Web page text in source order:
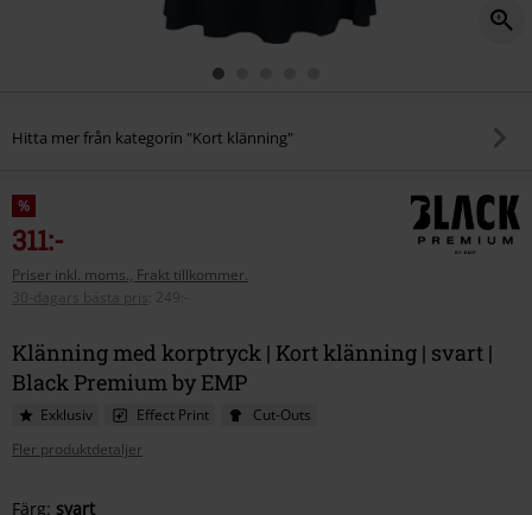
Hitta mer från kategorin "Kort klänning"
%
311:-
Priser inkl. moms., Frakt tillkommer.
30-dagars bästa pris
249:-
Klänning med korptryck | Kort klänning | svart |
Black Premium by EMP
Exklusiv Effect Print
Cut-Outs
Fler produktdetaljer
Välj
Färg: svart